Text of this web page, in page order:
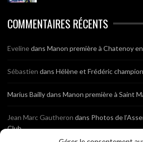
COMMENTAIRES RÉCENTS
Evelinedans Manon première à Chatenoy
Sébastien dans Hélène et Frédéric
Marius Baillydans Manon première à Saint
Jean Marc Gautheron dans Photos de
Club